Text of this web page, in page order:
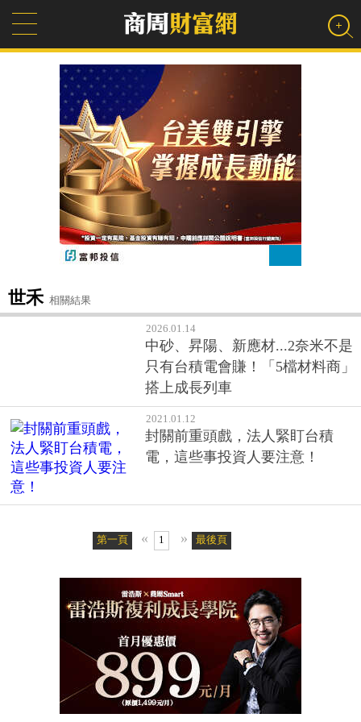
世禾 相關結果
2026.01.14
中砂、昇陽、新應材...2奈米不是
只有台積電會賺！「5檔材料商」
搭上成長列車
2021.01.12
封關前重頭戲，法人緊盯台積
電，這些事投資人要注意！
« »
客戶服務專線：02-2510-8888傳真：02-2503-6989